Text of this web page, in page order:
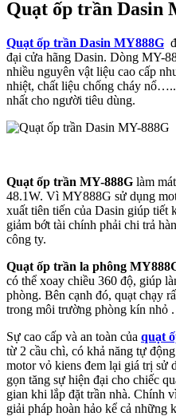
Quạt ốp trần Dasin
Quạt ốp trần Dasin MY888G
đại cửa hãng Dasin. Dòng MY-
nhiều nguyên vật liệu cao cấp
nhiệt, chất liệu chống cháy
nhất cho người tiêu dùng.
Sản xuất và
Quạt ốp trần MY-888G làm
48.1W. Vì MY888G sử dụng
xuất tiên tiến của Dasin giúp tiết
giảm bớt tài chính phải chi trả
công ty.
Quạt ốp trần la phông
có thể xoay chiều 360 độ, giúp
phòng. Bên cạnh đó, quạt chạy
trong môi trường phòng kín nhỏ .
Sự cao cấp và an toàn của quạt
từ 2 cầu chì, có khả năng tự
motor vỏ kiens đem lại giá trị sử
gọn tăng sự hiện đại cho chiếc
gian khi lắp đặt trần nhà. Chính
giải pháp hoàn hảo kể cả những